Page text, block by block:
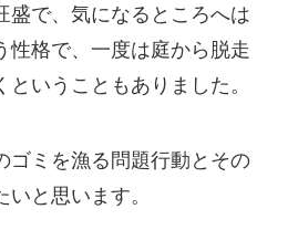
盛で、気になるところへは
性格で、一度は庭から脱走
ということもありました。
ゴミを漁る問題行動とその
と思います。